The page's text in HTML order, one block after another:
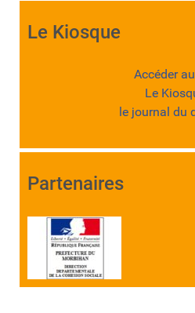
Le Kiosque
Accéder
Le
le journal du
Partenaires